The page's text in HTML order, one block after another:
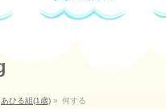
あひる組(1歳) » 何する